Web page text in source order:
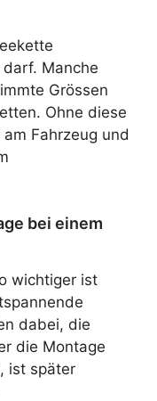
Manche
Grössen
Ohne diese
Fahrzeug und
bei einem
wichtiger ist
dabei, die
die Montage
ist später